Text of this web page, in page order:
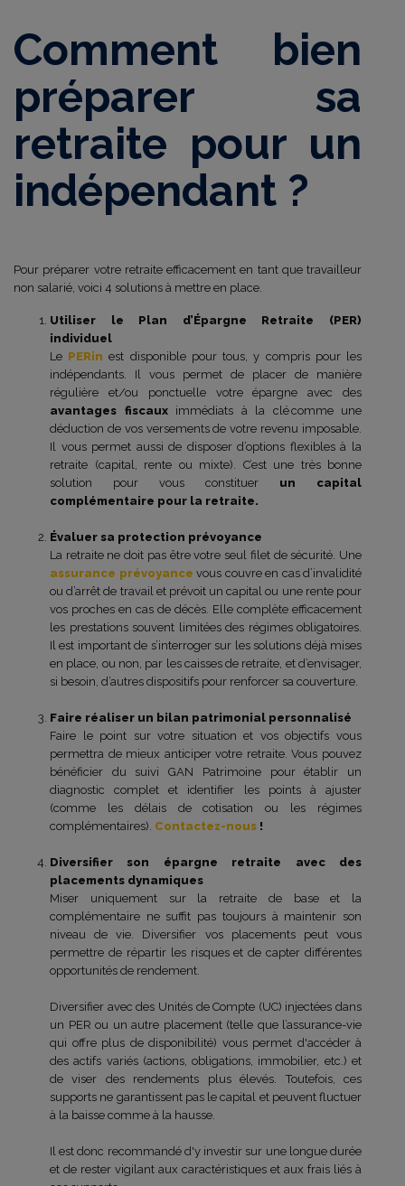
Comment bien
préparer sa
retraite pour un
indépendant ?
Pour préparer votre retraite efficacement en tant que travailleur
non salarié, voici 4 solutions à mettre en place.
Utiliser le Plan d’Épargne Retraite (PER)
individuel
Le PERin est disponible pour tous, y compris pour les
indépendants. Il vous permet de placer de manière
régulière et/ou ponctuelle votre épargne avec des
avantages fiscauximmédiats à la clé comme une
déduction de vos versements de votre revenu imposable.
Il vous permet aussi de disposer d’options flexibles à la
retraite (capital, rente ou mixte). C’est une très bonne
solution pour vous constituer un capital
complémentaire pour la retraite.
Évaluer sa protection prévoyance
La retraite ne doit pas être votre seul filet de sécurité. Une
assurance prévoyance vous couvre en cas d’invalidité
ou d’arrêt de travail et prévoit un capital ou une rente pour
vos proches en cas de décès. Elle complète efficacement
les prestations souvent limitées des régimes obligatoires.
Il est important de s’interroger sur les solutions déjà mises
en place, ou non, par les caisses de retraite, et d’envisager,
si besoin, d’autres dispositifs pour renforcer sa couverture.
Faire réaliser un bilan patrimonial personnalisé
Faire le point sur votre situation et vos objectifs vous
permettra de mieux anticiper votre retraite. Vous pouvez
bénéficier du suivi GAN Patrimoine pour établir un
diagnostic complet et identifier les points à ajuster
(comme les délais de cotisation ou les régimes
complémentaires). Contactez-nous !
Diversifier son épargne retraite avec des
placements dynamiques
Miser uniquement sur la retraite de base et la
complémentaire ne suffit pas toujours à maintenir son
niveau de vie. Diversifier vos placements peut vous
permettre de répartir les risques et de capter différentes
opportunités de rendement.
Diversifier avec des Unités de Compte (UC) injectées dans
un PER ou un autre placement (telle que l’assurance-vie
qui offre plus de disponibilité) vous permet d'accéder à
des actifs variés (actions, obligations, immobilier, etc.) et
de viser des rendements plus élevés. Toutefois, ces
supports ne garantissent pas le capital et peuvent fluctuer
à la baisse comme à la hausse.
Il est donc recommandé d'y investir sur une longue durée
et de rester vigilant aux caractéristiques et aux frais liés à